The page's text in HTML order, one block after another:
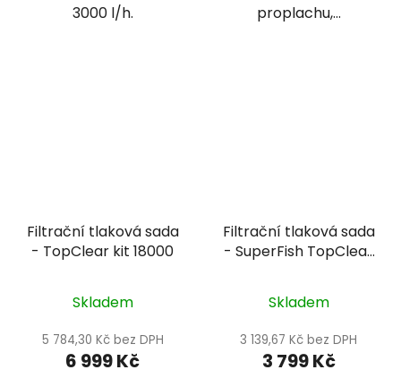
3000 l/h.
proplachu,...
Filtrační tlaková sada
- TopClear kit 18000
Skladem
5 784,30 Kč bez DPH
6 999 Kč
Filtrační tlaková sada
- SuperFish TopClear
Skladem
3 139,67 Kč bez DPH
3 799 Kč